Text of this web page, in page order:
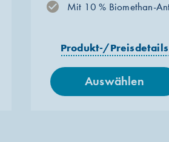
Mit 10 % Biomethan-
Produkt-/Preisdetails
Auswählen